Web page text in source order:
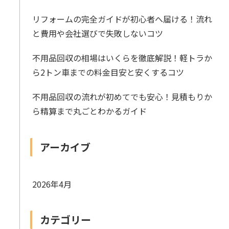
リフォームの完全ガイドが初心者へ届ける！流れ
と費用や会社選びで失敗しないコツ
不用品回収の相場はいくらを徹底解説！軽トラか
ら2トン車までの料金目安と安くするコツ
不用品回収の流れが初めてでも安心！見積もりか
ら精算まで丸ごとわかるガイド
アーカイブ
2026年4月
カテゴリー